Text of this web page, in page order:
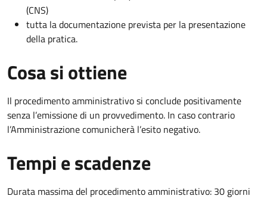
(CNS)
tutta la documentazione prevista per la presentazione
della pratica.
Cosa si ottiene
Il procedimento amministrativo si conclude positivamente
senza l’emissione di un provvedimento. In caso contrario
l’Amministrazione comunicherà l’esito negativo.
Tempi e scadenze
Durata massima del procedimento amministrativo: 30 giorni